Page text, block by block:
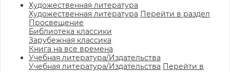
Художественная литература
Художественная литература Перейти в раздел
Просвещение
Библиотека классики
Зарубежная классика
Книга на все времена
Учебная литература/Издательства
Учебная литература/Издательства Перейти в